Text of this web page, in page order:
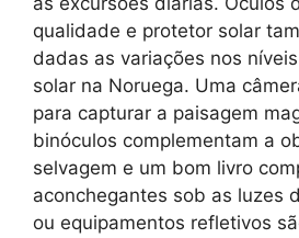
qualidade e protetor solar
dadas as variações nos
solar na Noruega. Uma
para capturar a paisagem
binóculos complementam a
selvagem e um bom livro
aconchegantes sob as luzes
ou equipamentos refletivos